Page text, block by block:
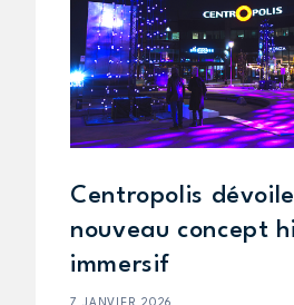
Centropolis
nouveau concept
immersif
7 JANVIER 2026